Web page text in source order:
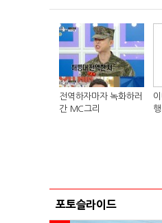
전역하자마자 녹화하러
간 MC그리
포토슬라이드